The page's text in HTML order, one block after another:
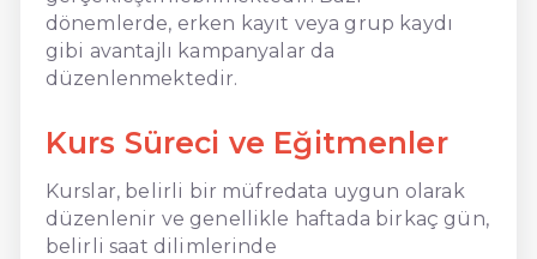
dönemlerde, erken kayıt veya grup kaydı
gibi avantajlı kampanyalar da
düzenlenmektedir.
Kurs Süreci ve Eğitmenler
Kurslar, belirli bir müfredata uygun olarak
düzenlenir ve genellikle haftada birkaç gün,
belirli saat dilimlerinde